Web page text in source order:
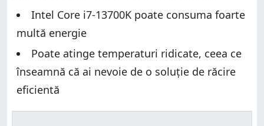
Intel Core i7-13700K poate consuma foarte
multă energie
Poate atinge temperaturi ridicate, ceea ce
înseamnă că ai nevoie de o soluție de răcire
eficientă